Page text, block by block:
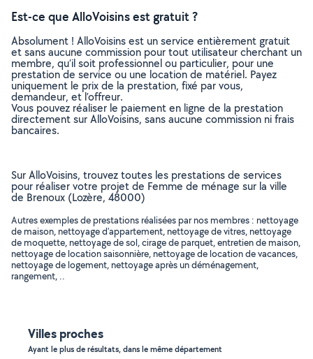
Est-ce que AlloVoisins est gratuit ?
Absolument ! AlloVoisins est un service entièrement gratuit
et sans aucune commission pour tout utilisateur cherchant un
membre, qu’il soit professionnel ou particulier, pour une
prestation de service ou une location de matériel. Payez
uniquement le prix de la prestation, fixé par vous,
demandeur, et l’offreur.
Vous pouvez réaliser le paiement en ligne de la prestation
directement sur AlloVoisins, sans aucune commission ni frais
bancaires.
Sur AlloVoisins, trouvez toutes les prestations de services
pour réaliser votre projet de Femme de ménage sur la ville
de Brenoux (Lozère, 48000)
Autres exemples de prestations réalisées par nos membres : nettoyage
de maison, nettoyage d'appartement, nettoyage de vitres, nettoyage
de moquette, nettoyage de sol, cirage de parquet, entretien de maison,
nettoyage de location saisonnière, nettoyage de location de vacances,
nettoyage de logement, nettoyage après un déménagement,
rangement, ..
Villes proches
Ayant le plus de résultats, dans le même département